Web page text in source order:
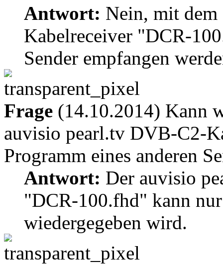
Antwort: Nein, mit
Kabelreceiver "DCR-
Sender empfangen
Frage (14.10.2014) Kann
auvisio pearl.tv DVB-C2-
Programm eines anderen
Antwort: Der auvisio
"DCR-100.fhd" kann
wiedergegeben wird.